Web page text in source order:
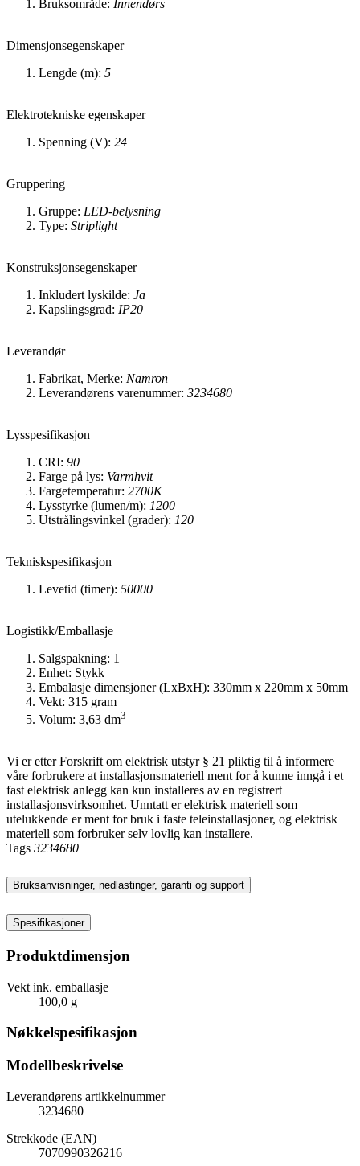
Bruksområde: Innendørs
Dimensjonsegenskaper
Lengde (m): 5
Elektrotekniske egenskaper
Spenning (V): 24
Gruppering
Gruppe: LED-belysning
Type: Striplight
Konstruksjonsegenskaper
Inkludert lyskilde: Ja
Kapslingsgrad: IP20
Leverandør
Fabrikat, Merke: Namron
Leverandørens varenummer: 3234680
Lysspesifikasjon
CRI: 90
Farge på lys: Varmhvit
Fargetemperatur: 2700K
Lysstyrke (lumen/m): 1200
Utstrålingsvinkel (grader): 120
Tekniskspesifikasjon
Levetid (timer): 50000
Logistikk/Emballasje
Salgspakning: 1
Enhet: Stykk
Embalasje dimensjoner (LxBxH): 330mm x 220mm x 50mm
Vekt: 315 gram
Volum: 3,63 dm3
Vi er etter Forskrift om elektrisk utstyr § 21 pliktig til å informere
våre forbrukere at installasjonsmateriell ment for å kunne inngå i et
fast elektrisk anlegg kan kun installeres av en registrert
installasjonsvirksomhet. Unntatt er elektrisk materiell som
utelukkende er ment for bruk i faste teleinstallasjoner, og elektrisk
materiell som forbruker selv lovlig kan installere.
Tags 3234680
Bruksanvisninger, nedlastinger, garanti og support
Spesifikasjoner
Produktdimensjon
Vekt ink. emballasje
100,0 g
Nøkkelspesifikasjon
Modellbeskrivelse
Leverandørens artikkelnummer
3234680
Strekkode (EAN)
7070990326216